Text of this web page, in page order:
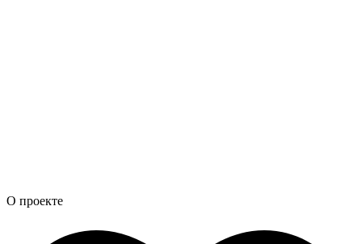
О проекте